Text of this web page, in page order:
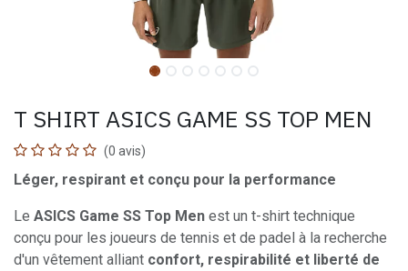
T SHIRT ASICS GAME SS TOP MEN
(0 avis)
Léger, respirant et conçu pour la performance
Le ASICS Game SS Top Men est un t-shirt technique
conçu pour les joueurs de tennis et de padel à la recherche
d'un vêtement alliant confort, respirabilité et liberté de